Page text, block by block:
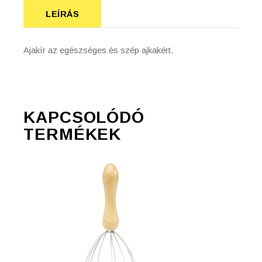
LEÍRÁS
Ajakír az egészséges és szép ajkakért.
KAPCSOLÓDÓ
TERMÉKEK